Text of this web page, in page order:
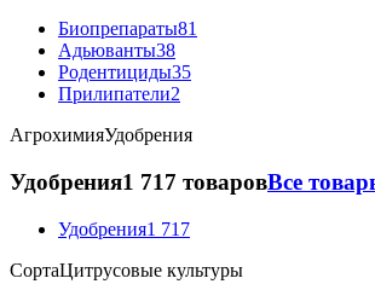
Биопрепараты81
Адьюванты38
Родентициды35
Прилипатели2
АгрохимияУдобрения
Удобрения1 717 товаровВсе
Удобрения1 717
СортаЦитрусовые культуры